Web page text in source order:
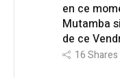
en ce
Mutamba
de ce
16Shares